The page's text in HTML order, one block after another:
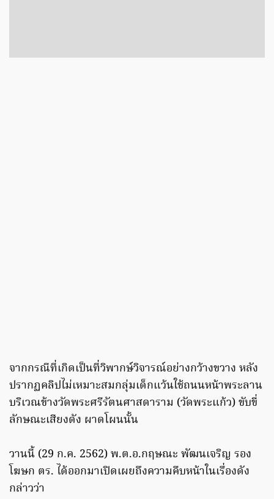
จากกรณีที่เกิดเป็นที่วิพากษ์วิจารณ์อย่างกว้างขวาง หลัง
ปรากฏคลิปไม่เหมาะสมกลุ่มเด็กแว้นใช้ถนนหน้าพระลาน
บริเวณข้างวัดพระศรีรัตนศาสดาราม (วัดพระแก้ว) ขับขี่
ลักษณะเสียงดัง ผาดโผนนั้น
วานนี้ (29 ก.ค. 2562) พ.ต.อ.กฤษณะ พัฒนเจริญ รอง
โฆษก ตร. ได้ออกมาเปิดเผยถึงความคืบหน้าในเรื่องดัง
กล่าวว่า